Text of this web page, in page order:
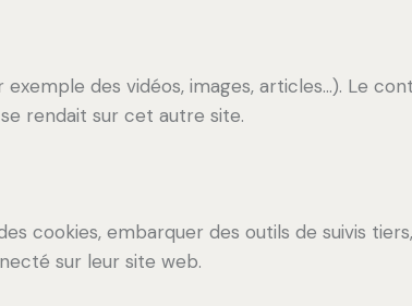
des vidéos, images, articles…). Le
rendait sur cet autre site.
cookies, embarquer des outils de suivis
sur leur site web.